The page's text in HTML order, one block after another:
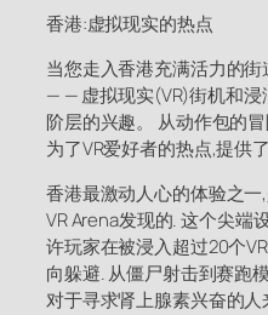
香港:虚拟现实的热点
当您走入香港充满活力的
— — 虚拟现实(VR)街机和
阶层的兴趣。 从动作包的
为了VR爱好者的热点,提供
香港最激动人心的体验之
VR Arena发现的. 这个尖端
许玩家在被浸入超过20个
向躲避. 从僵尸射击到赛跑
对于寻求肾上腺素兴奋的人